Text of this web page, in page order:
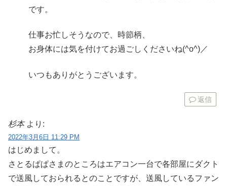
です。
仕事お忙しそうなので、時節柄、
お身体には気を付けてお過ごしくださいね(^o^)／
いつもありがとうございます。
返信
杉本 より:
2022年3月6日 11:29 PM
はじめまして。
さとるぱぱさまのところはエアコン一台で各部屋にダクト
で送風しておられるとのことですが、送風しているファン